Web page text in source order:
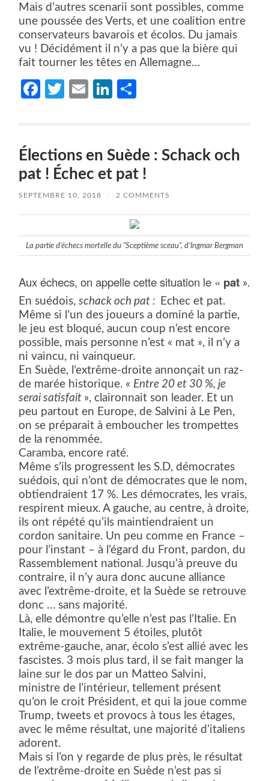
Mais d’autres scenarii sont possibles, comme
une poussée des Verts, et une coalition entre
conservateurs bavarois et écolos. Du jamais
vu ! Décidément il n’y a pas que la bière qui
fait tourner les têtes en Allemagne…
Facebook
Twitter
EmailLinkedIn
Élections en Suède : Schack och
pat ! Échec et pat !
SEPTEMBRE 10, 2018 / 2 COMMENTS
La partie d’échecs mortelle du “Sceptième sceau”, d’Ingmar Bergman
Aux échecs, on appelle cette situation le « pat ».
En suédois,schack och pat :
Echec et pat.
Même si l’un des joueurs a dominé la partie,
le jeu est bloqué, aucun coup n’est encore
possible, mais personne n’est « mat », il n’y a
ni vaincu, ni vainqueur.
En Suède, l’extrême-droite annonçait un raz-
de marée historique. « Entre 20 et 30 %, je
serai satisfait », claironnait son leader. Et un
peu partout en Europe, de Salvini à Le Pen,
on se préparait à emboucher les trompettes
de la renommée.
Caramba, encore raté.
Même s’ils progressent les S.D, démocrates
suédois, qui n’ont de démocrates que le nom,
obtiendraient 17 %. Les démocrates, les vrais,
respirent mieux. A gauche, au centre, à droite,
ils ont répété qu’ils maintiendraient un
cordon sanitaire. Un peu comme en France –
pour l’instant – à l’égard du Front, pardon, du
Rassemblement national. Jusqu’à preuve du
contraire, il n’y aura donc aucune alliance
avec l’extrême-droite, et la Suède se retrouve
donc … sans majorité.
Là, elle démontre qu’elle n’est pas l’Italie. En
Italie, le mouvement 5 étoiles, plutôt
extrême-gauche, anar, écolo s’est allié avec les
fascistes. 3 mois plus tard, il se fait manger la
laine sur le dos par un Matteo Salvini,
ministre de l’intérieur, tellement présent
qu’on le croit Président, et qui la joue comme
Trump, tweets et provocs à tous les étages,
avec le même résultat, une majorité d’italiens
adorent.
Mais si l’on y regarde de plus près, le résultat
de l’extrême-droite en Suède n’est pas si